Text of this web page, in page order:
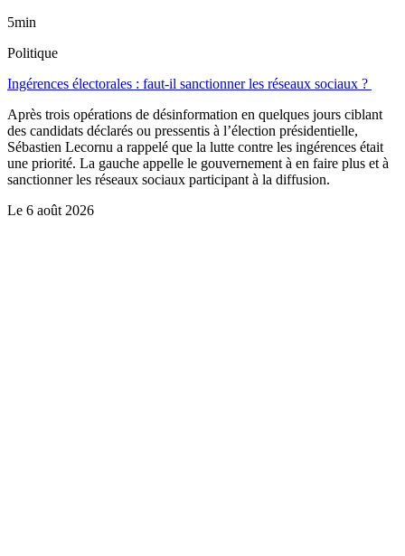
5min
Politique
Ingérences électorales : faut-il sanctionner les réseaux sociaux ?
Après trois opérations de désinformation en quelques jours ciblant
des candidats déclarés ou pressentis à l’élection présidentielle,
Sébastien Lecornu a rappelé que la lutte contre les ingérences était
une priorité. La gauche appelle le gouvernement à en faire plus et à
sanctionner les réseaux sociaux participant à la diffusion.
Le 6 août 2026